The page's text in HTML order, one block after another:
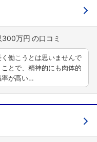
300万円
働こうとは思いませんで
とで、精神的にも肉体的
率が高い…